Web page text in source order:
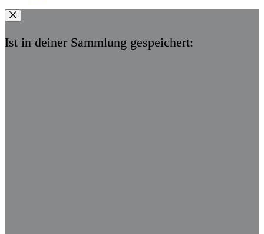
Ist in deiner Sammlung gespeichert: